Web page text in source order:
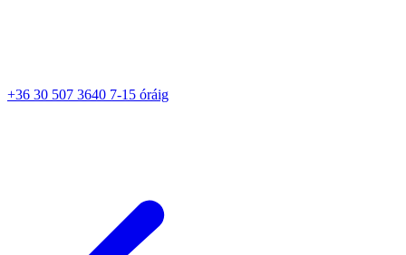
+36 30 507 3640 7-15 óráig